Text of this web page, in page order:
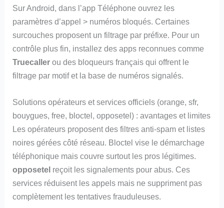
Sur Android, dans l’app Téléphone ouvrez les
paramètres d’appel > numéros bloqués. Certaines
surcouches proposent un filtrage par préfixe. Pour un
contrôle plus fin, installez des apps reconnues comme
Truecaller ou des bloqueurs français qui offrent le
filtrage par motif et la base de numéros signalés.
Solutions opérateurs et services officiels (orange, sfr,
bouygues, free, bloctel, opposetel) : avantages et limites
Les opérateurs proposent des filtres anti‑spam et listes
noires gérées côté réseau. Bloctel vise le démarchage
téléphonique mais couvre surtout les pros légitimes.
opposetel reçoit les signalements pour abus. Ces
services réduisent les appels mais ne suppriment pas
complètement les tentatives frauduleuses.